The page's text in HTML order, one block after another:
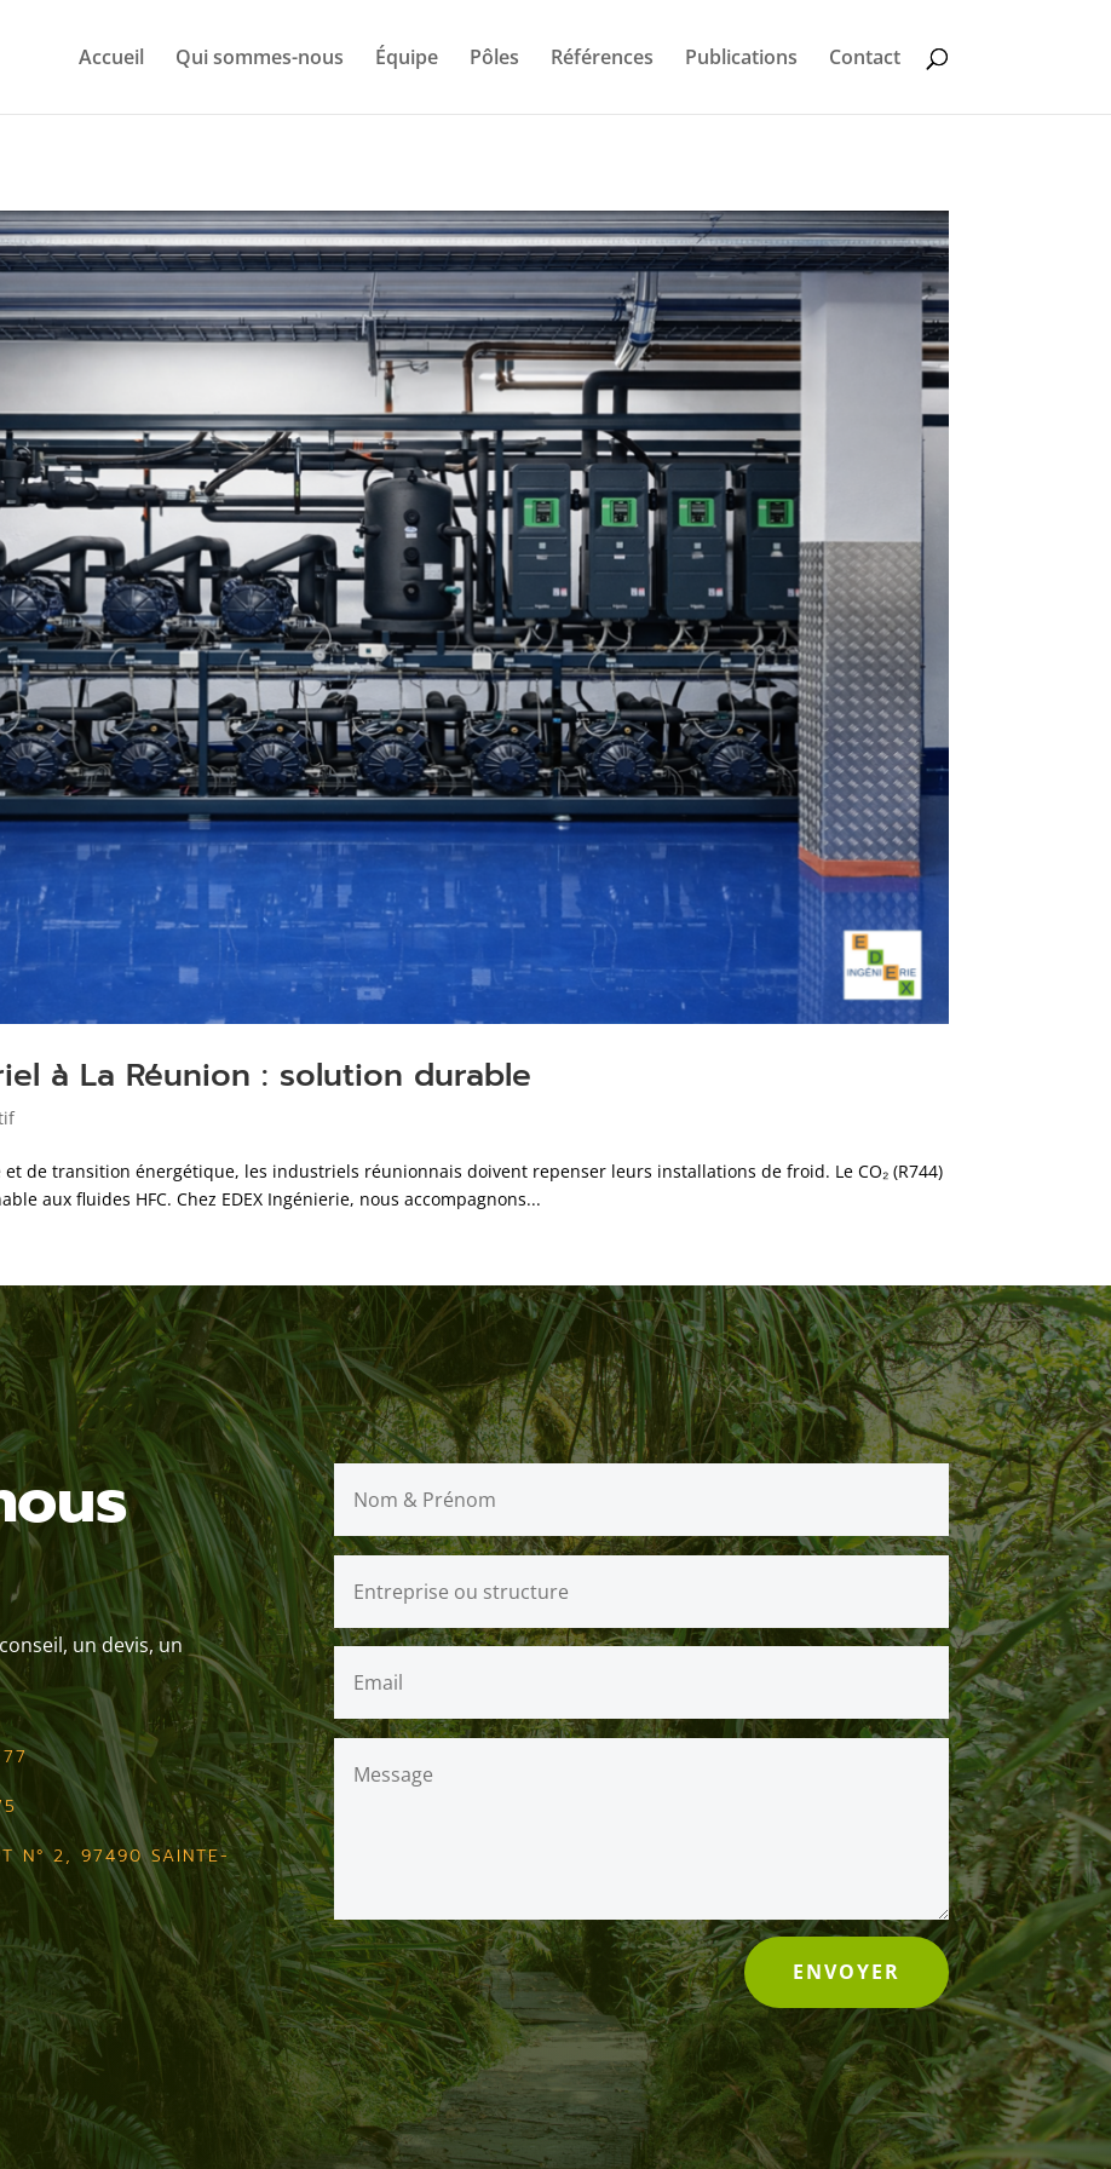
Accueil Qui sommes-nous Équipe Pôles Références Publications Contact
à La Réunion : solution durable
de transition énergétique, les industriels réunionnais doivent repenser leurs installations de froid. Le CO₂ (R744)
aux fluides HFC. Chez EDEX Ingénierie, nous accompagnons...
un devis, un
N° 2, 97490 SAINTE-
ENVOYER